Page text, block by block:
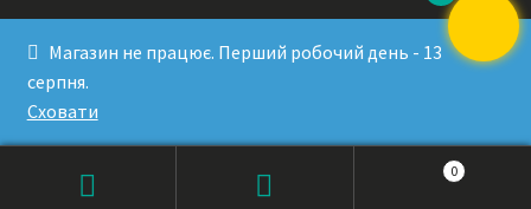
Магазин не працює. Перший робочий день - 13
серпня.
Сховати
Developed by Sergey Krinitsa
0